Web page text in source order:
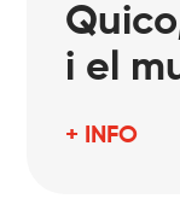
i el
+ INFO